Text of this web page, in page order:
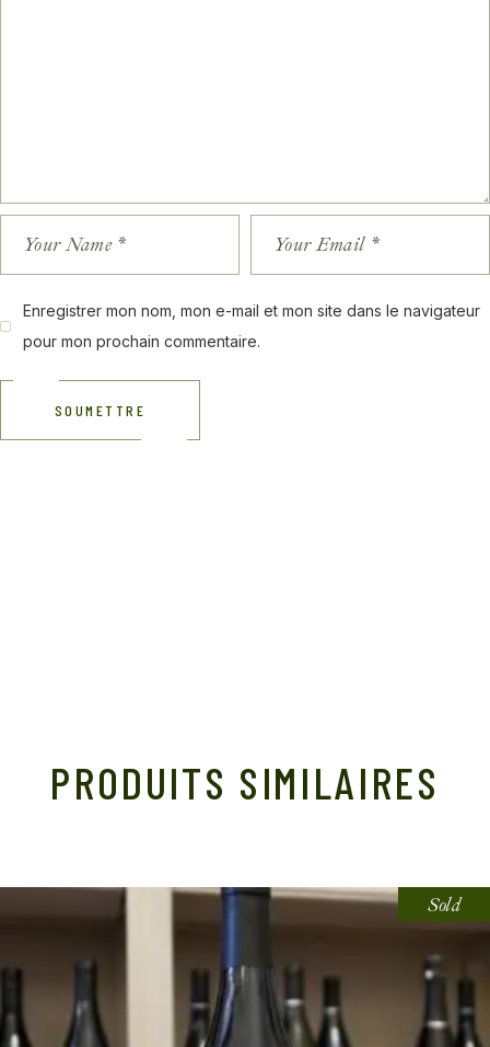
Enregistrer mon nom, mon e-mail et mon site dans le navigateur
pour mon prochain commentaire.
SOUMETTRE
PRODUITS SIMILAIRES
Sold